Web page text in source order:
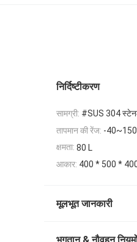
निर्दिष्टीकरण
सामग्री: #SUS 304
तापमान की रेंज: -
क्षमता: 80 L
आकार: 400 * 500 * 400
मूलभूत जानकारी
भुगतान & नौवहन